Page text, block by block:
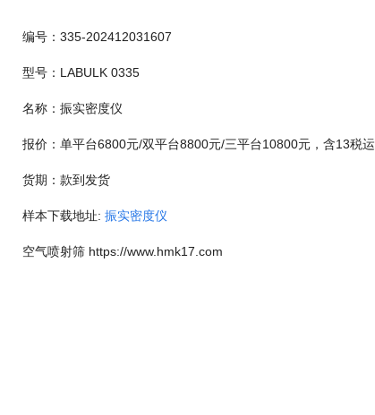
编号：335-202412031607
型号：LABULK 0335
名称：振实密度仪
报价：单平台6800元/双平台8800元/三平台10800元，含13税运
货期：款到发货
样本下载地址: 振实密度仪
空气喷射筛 https://www.hmk17.com